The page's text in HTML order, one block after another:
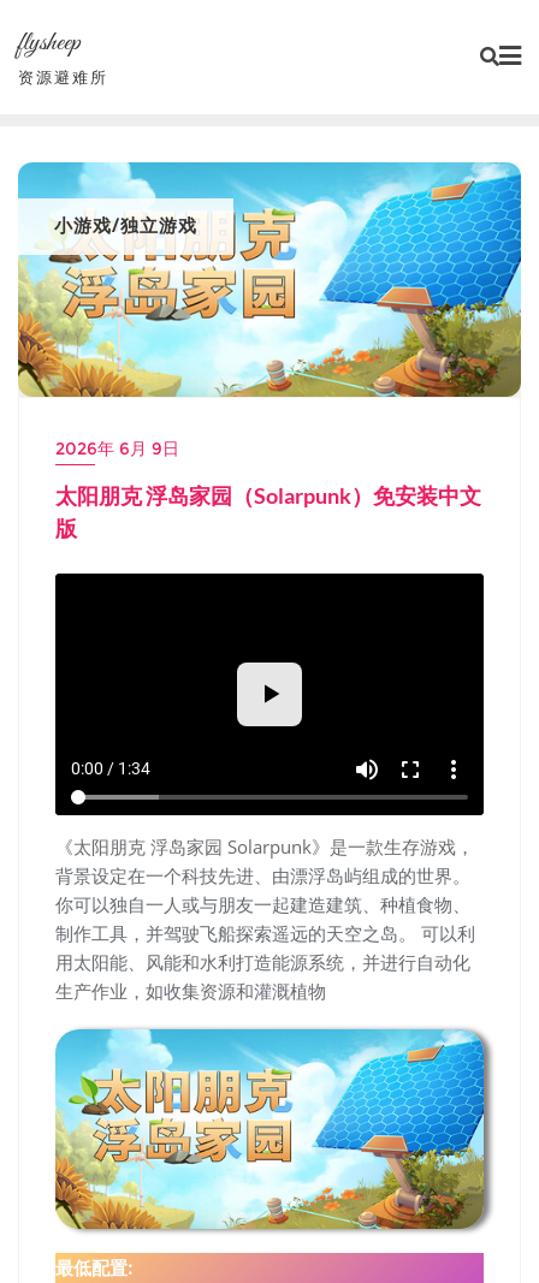
content
flysheep
资源避难所
小游戏/独立游戏
2026年 6月 9日
太阳朋克 浮岛家园（Solarpunk）免安装中文
版
0:00 / 1:34 volume_up fullscreen more_vert
《太阳朋克 浮岛家园 Solarpunk》是一款生存游戏，
背景设定在一个科技先进、由漂浮岛屿组成的世界。
你可以独自一人或与朋友一起建造建筑、种植食物、
制作工具，并驾驶飞船探索遥远的天空之岛。 可以利
用太阳能、风能和水利打造能源系统，并进行自动化
生产作业，如收集资源和灌溉植物
最低配置: